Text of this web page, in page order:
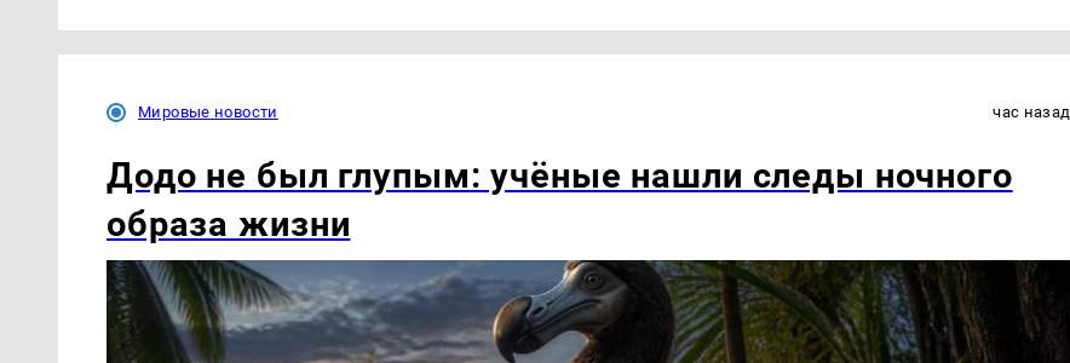
Мировые новости час назад
Додо не был глупым: учёные нашли следы ночного
образа жизни